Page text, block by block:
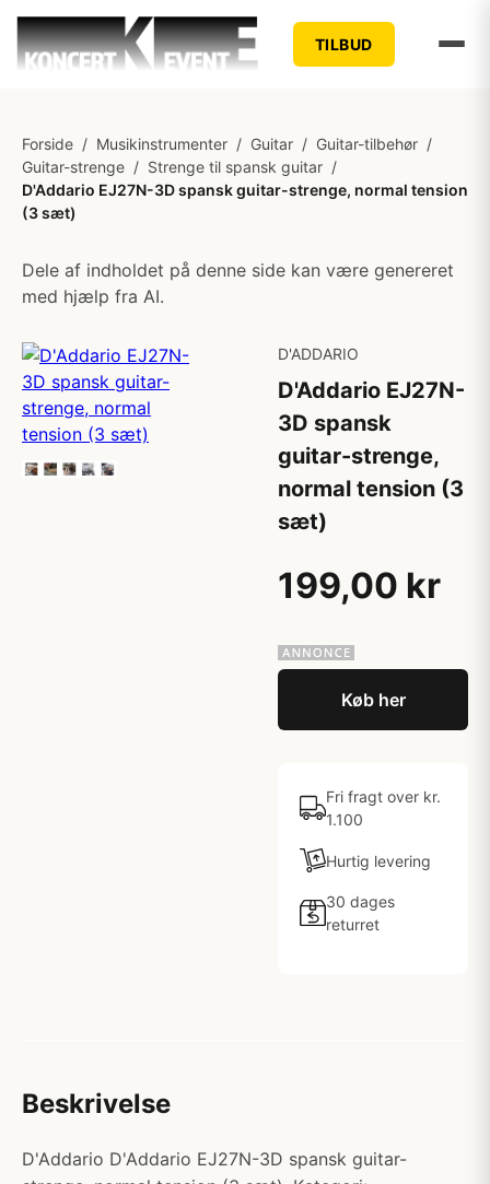
TILBUD
Forside / Musikinstrumenter / Guitar / Guitar-tilbehør /
Guitar-strenge / Strenge til spansk guitar /
D'Addario EJ27N-3D spansk guitar-strenge, normal tension
(3 sæt)
Dele af indholdet på denne side kan være genereret
med hjælp fra AI.
D'ADDARIO
D'Addario EJ27N-
3D spansk
guitar-strenge,
normal tension (3
sæt)
199,00 kr
Køb her
Fri fragt over kr.
1.100
Hurtig levering
30 dages
returret
Beskrivelse
D'Addario D'Addario EJ27N-3D spansk guitar-